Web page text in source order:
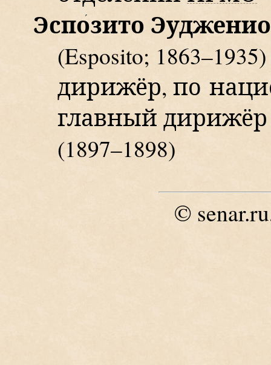
Эспозито Эудженио
(Esposito; 1863–1935)
дирижёр, по
главный дирижёр
(1897–1898)
© senar.ru